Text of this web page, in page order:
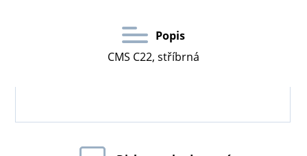
Popis
CMS C22, stříbrná